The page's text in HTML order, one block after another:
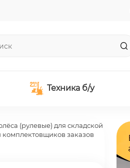
Техника б/у
(рулевые) для складской
комплектовщиков заказов